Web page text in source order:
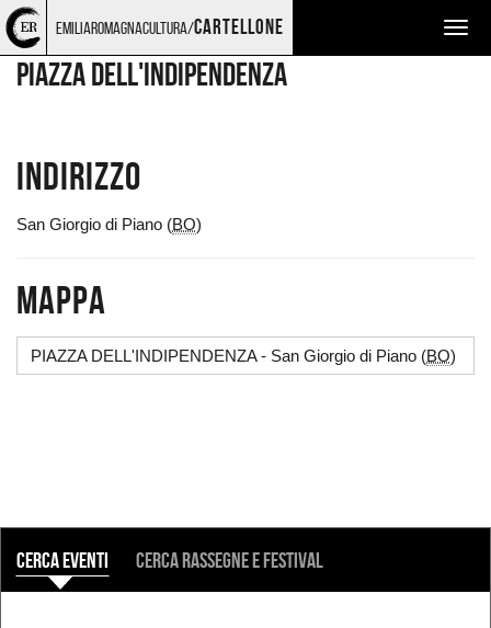
Torna
alla
home
page
Cerca
nel
sito
Salta
ai
contenuti
Salta
al
menu
principale
emiliaromagnacultura/cartellone
LUOGHI
PIAZZA DELL'INDIPENDENZA
Indirizzo
San Giorgio di Piano (BO)
Mappa
PIAZZA DELL'INDIPENDENZA - San Giorgio di Piano (BO)
COSA
Cerca eventi Cerca rassegne e festival